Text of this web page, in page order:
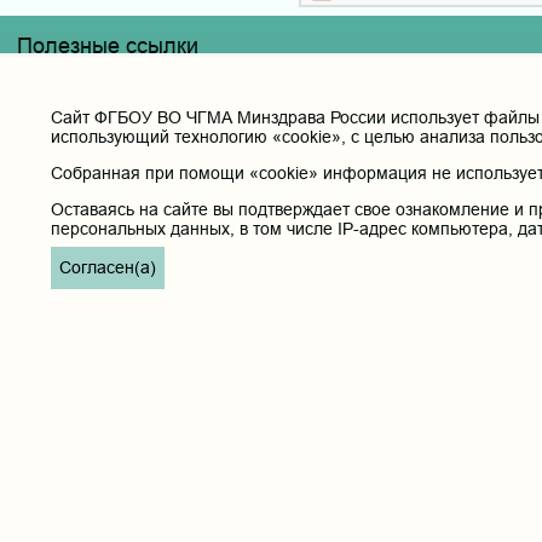
Полезные ссылки
Горячая линия для обращений в Министерство
Министерство науки и высшего образования РФ
Министерство просвещения Российской Федерации
ФГБОУ ВО "Пензенский государственный университет" Кафедра
Cайт ФГБОУ ВО ЧГМА Минздрава России использует
использующий технологию «cookie», с целью анализа
Собранная при помощи «cookie» информация не
Оставаясь на сайте вы подтверждает свое ознакомление и
персональных данных, в том числе IP-адрес компьютера,
Согласен(а)